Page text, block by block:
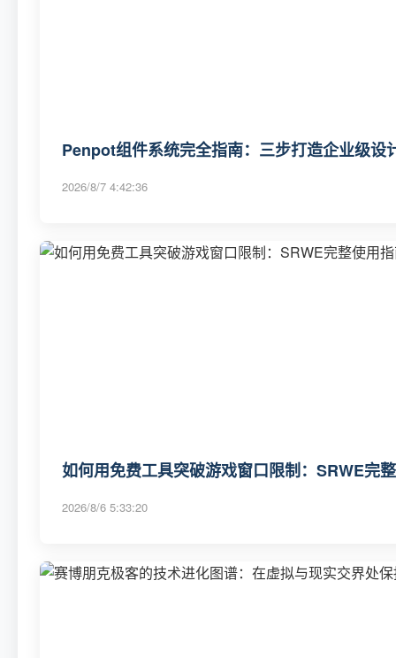
Penpot组件系统完全指南：三步打造企业级设
2026/8/7 4:42:36
如何用免费工具突破游戏窗口限制：SRWE完
2026/8/6 5:33:20